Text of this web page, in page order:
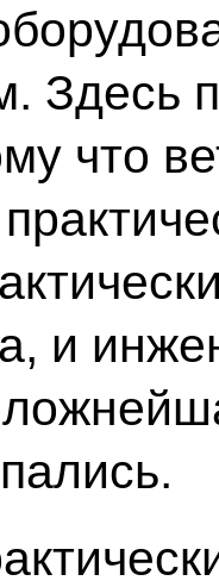
Здесь
что
и